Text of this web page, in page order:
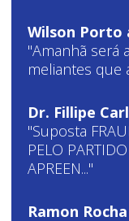
Wilson Porto
"Amanhã será
meliantes que
Dr. Fillipe
"Suposta
PELO
APREEN..."
Ramon